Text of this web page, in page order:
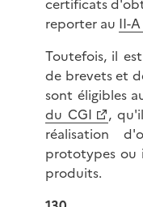
certificats
reporter au II-
Toutefois, il
de brevets et
sont éligibles
du CGI
,
réalisation
prototypes ou
produits.